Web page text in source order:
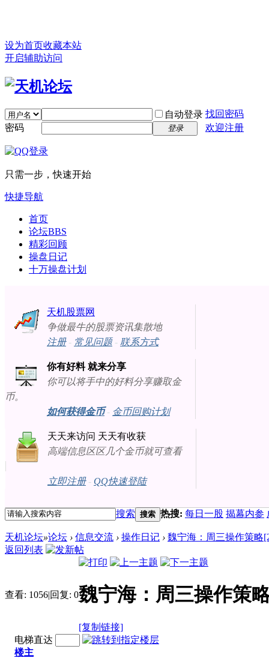
设为首页收藏本站
开启辅助访问
自动登录 找回密码
密码
登录 欢迎注册
只需一步，快速开始
快捷导航
首页
论坛BBS
精彩回顾
操盘日记
十万操盘计划
天机股票网
争做最牛的股票资讯集散地
注册- 常见问题- 联系方式
你有好料 就来分享
你可以将手中的好料分享赚取金
币。
如何获得金币- 金币回购计划
天天来访问 天天有收获
高端信息区区几个金币就可查看
立即注册- QQ快速登陆
搜索 搜索 热搜: 每日一股 揭幕内参
天机论坛»论坛 › 信息交流 › 操作日记 › 魏宁海：周三操作策略
返回列表
查看: 1056|回复: 0魏宁海：周三操作策
[复制链接]
电梯直达
楼主